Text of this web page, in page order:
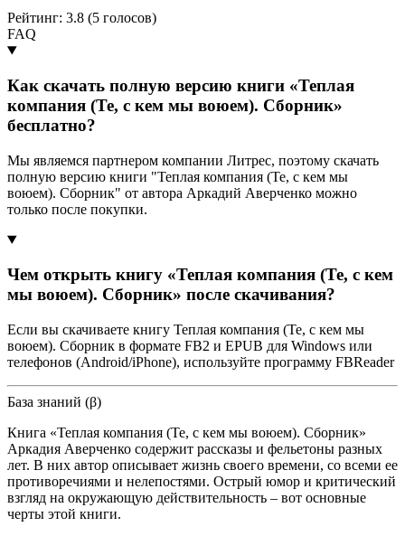
Рейтинг: 3.8 (5 голосов)
FAQ
Как скачать полную версию книги «Теплая
компания (Те, с кем мы воюем). Сборник»
бесплатно?
Мы являемся партнером компании Литрес, поэтому скачать
полную версию книги "Теплая компания (Те, с кем мы
воюем). Сборник" от автора Аркадий Аверченко можно
только после покупки.
Чем открыть книгу «Теплая компания (Те, с кем
мы воюем). Сборник» после скачивания?
Если вы скачиваете книгу Теплая компания (Те, с кем мы
воюем). Сборник в формате FB2 и EPUB для Windows или
телефонов (Android/iPhone), используйте программу FBReader
База знаний (β)
Книга «Теплая компания (Те, с кем мы воюем). Сборник»
Аркадия Аверченко содержит рассказы и фельетоны разных
лет. В них автор описывает жизнь своего времени, со всеми ее
противоречиями и нелепостями. Острый юмор и критический
взгляд на окружающую действительность – вот основные
черты этой книги.